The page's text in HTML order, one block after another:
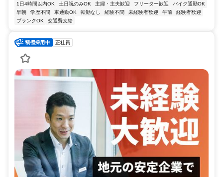
1日4時間以内OK
土日祝のみOK 主婦・主夫歓迎 フリーター歓迎
バイク通勤OK
早朝
学歴不問 車通勤OK 転勤なし 経験不問 未経験者歓迎 午前
経験者歓迎
ブランクOK
交通費支給
正社員